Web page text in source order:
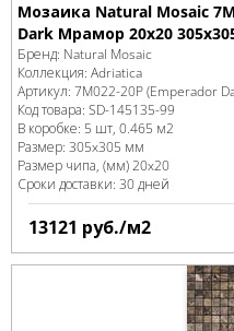
Мозаика Natural Mosaic
Dark Мрамор 20x20
Бренд: Natural Mosaic
Коллекция: Adriatica
Артикул: 7M022-20P (Emperador
Код товара: SD-145135-99
В коробке: 5 шт, 0.465 м2
Размер: 305x305 мм
Размер чипа, (мм)20x20
Сроки доставки: 30 дней
13121 руб./м2